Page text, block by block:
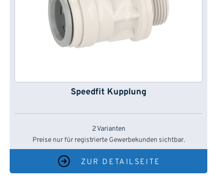
Speedfit Kupplung
2 Varianten
Preise nur für registrierte Gewerbekunden sichtbar.
ZUR DETAILSEITE